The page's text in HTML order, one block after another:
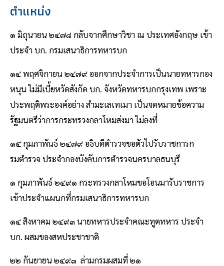
ตำแหน่ง
๑ มิถุนายน ๒๔๗๘ กลับจากศึกษาวิชา ณ ประเทศอังกฤษ เข้า
ประจํา บก. กรมเสนาธิการทหารบก
๑๔ พฤศจิกายน ๒๔๗๙ ออกจากประจําการเป็นนายทหารกอง
หนุน ไม่มีเบี้ยหวัดสังกัด บก. จังหวัดทหารบกกรุงเทพ เพราะ
ประพฤติพระองค์อย่าง สํามะเลเทเมา เป็นจดหมายข้อความ
รัฐมนตรีว่าการกระทรวงกลาโหมส่งมา ไม่ลงที่
๑๕ กุมภาพันธ์ ๒๔๗๙ อธิบดีตํารวจขอตัวไปรับราชการก
รมตํารวจ ประจํากองบังคับการตํารวจนครบาลธนบุรี
๑ กุมภาพันธ์ ๒๔๙๑ กระทรวงกลาโหมขอโอนมารับราชการ
เข้าประจําแผนกที่กรมเสนาธิการทหารบก
๑๔ สิงหาคม ๒๔๙๓ นายทหารประจําคณะทูตทหาร ประจํา
บก. ผสมของสหประชาชาติ
๒๒ กันยายน ๒๔๙๓ ล่ามกรมผสมที่ ๒๑